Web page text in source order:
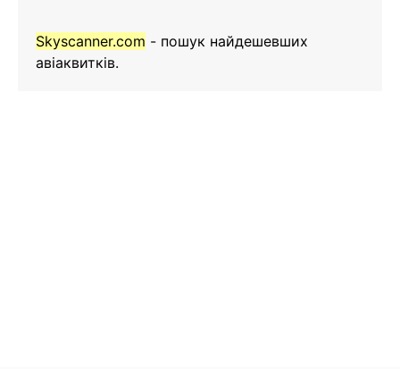
Skyscanner.com - пошук найдешевших
авіаквитків.